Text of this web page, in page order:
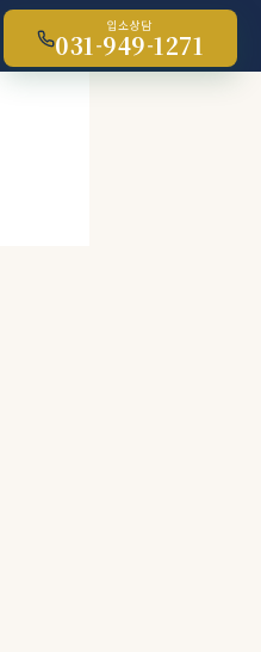
입소상담
031-949-1271